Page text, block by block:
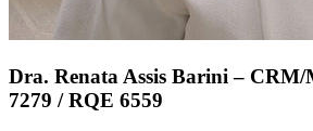
Dra. Renata Assis Barini –
7279 / RQE 6559